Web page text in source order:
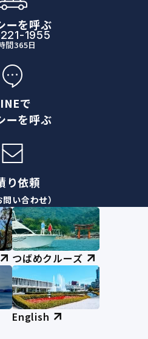
ーを呼ぶ
1955
間365日
で
ーを呼ぶ
り依頼
問い合わせ）
つばめクルーズ
English